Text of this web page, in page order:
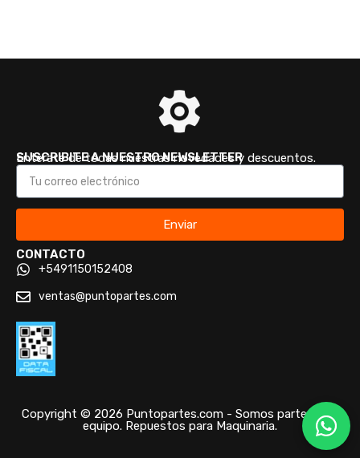
SUSCRIBITE A NUESTRO NEWSLETTER
Enterate de todas nuestras novedades y descuentos.
Enviar
CONTACTO
+5491150152408
ventas@puntopartes.com
Copyright © 2026 Puntopartes.com - Somos parte de tu
equipo. Repuestos para Maquinaria.